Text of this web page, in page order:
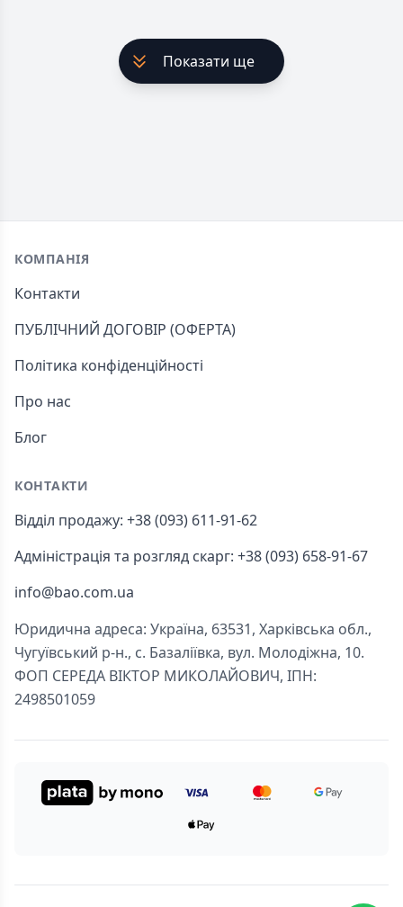
Показати ще
Footer
КОМПАНІЯ
Контакти
ПУБЛІЧНИЙ ДОГОВІР (ОФЕРТА)
Політика конфіденційності
Про нас
Блог
КОНТАКТИ
Відділ продажу: +38 (093) 611-91-62
Адміністрація та розгляд скарг: +38 (093) 658-91-67
info@bao.com.ua
Юридична адреса: Україна, 63531, Харківська обл.,
Чугуївський р-н., с. Базаліївка, вул. Молодіжна, 10.
ФОП СЕРЕДА ВІКТОР МИКОЛАЙОВИЧ, ІПН:
2498501059